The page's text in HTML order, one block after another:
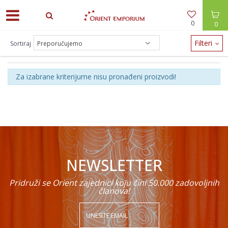
0
0
MALE PAMUČNE
Sortiraj Filteri
Za izabrane kriterijume nisu pronađeni proizvodi!
NEWSLETTER
Pridruži se Orient zajednici koju čini 50.000 zadovoljnih
članova!